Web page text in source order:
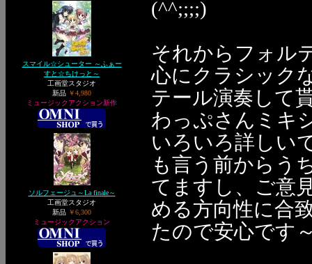
スマイル☆シューター ～ふぁー
すと☆ちけっと～
工画堂スタジオ
新品 ￥4,980
ミュージックアクション新作
ソルフェージュ～La finale～
工画堂スタジオ
新品 ￥6,300
ミュージックアクション
(^^;;;;)
それからフォル
心にクラシック
テール演奏して
わっぷさんミキ
いろいろ詳しい
も言う前からう
てますし、ご意
める方向性に合
たので安心です